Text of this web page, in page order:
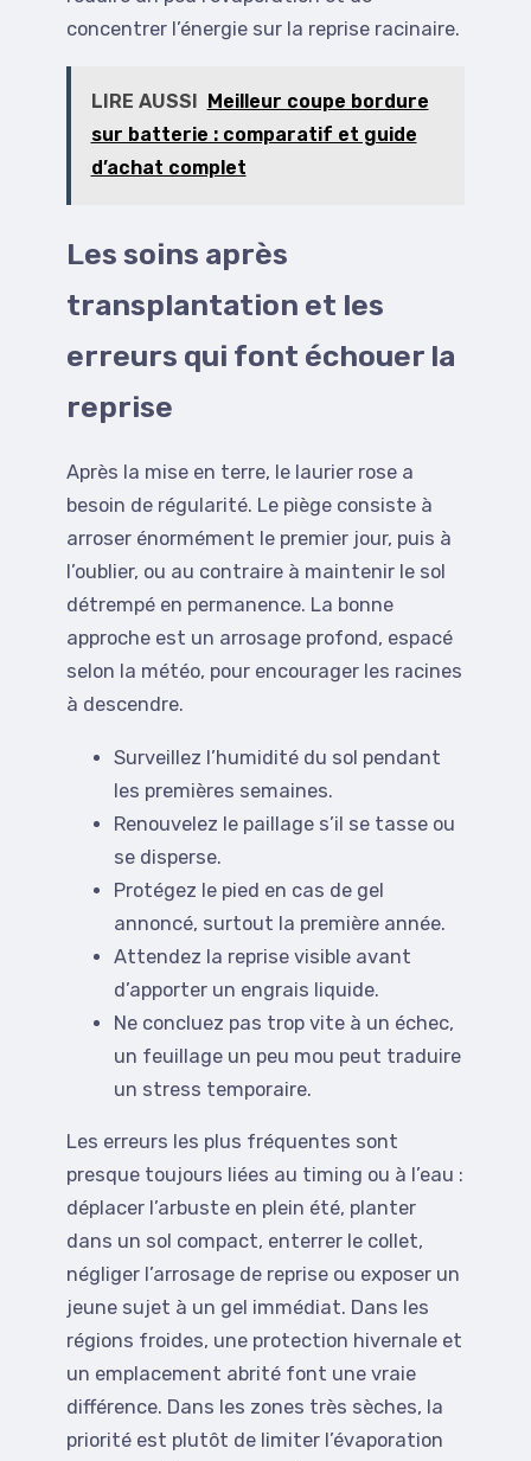
concentrer l’énergie sur la reprise racinaire.
LIRE AUSSI Meilleur coupe bordure
sur batterie : comparatif et guide
d’achat complet
Les soins après
transplantation et les
erreurs qui font échouer la
reprise
Après la mise en terre, le laurier rose a
besoin de régularité. Le piège consiste à
arroser énormément le premier jour, puis à
l’oublier, ou au contraire à maintenir le sol
détrempé en permanence. La bonne
approche est un arrosage profond, espacé
selon la météo, pour encourager les racines
à descendre.
Surveillez l’humidité du sol pendant
les premières semaines.
Renouvelez le paillage s’il se tasse ou
se disperse.
Protégez le pied en cas de gel
annoncé, surtout la première année.
Attendez la reprise visible avant
d’apporter un engrais liquide.
Ne concluez pas trop vite à un échec,
un feuillage un peu mou peut traduire
un stress temporaire.
Les erreurs les plus fréquentes sont
presque toujours liées au timing ou à l’eau :
déplacer l’arbuste en plein été, planter
dans un sol compact, enterrer le collet,
négliger l’arrosage de reprise ou exposer un
jeune sujet à un gel immédiat. Dans les
régions froides, une protection hivernale et
un emplacement abrité font une vraie
différence. Dans les zones très sèches, la
priorité est plutôt de limiter l’évaporation